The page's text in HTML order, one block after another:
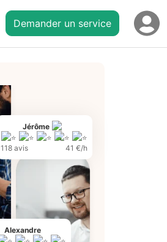
Demander un service
Alexandre
Jérôme
118 avis 41 €/h